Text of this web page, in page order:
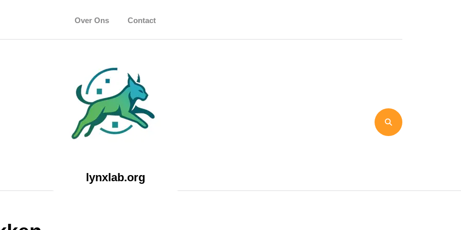
Over Ons Contact
lynxlab.org